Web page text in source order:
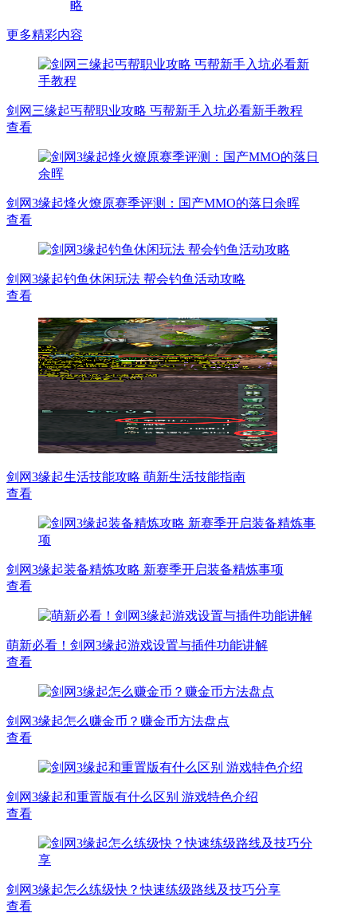
更多精彩内容
剑网三缘起丐帮职业攻略 丐帮新手入坑必看新手教程
查看
剑网3缘起烽火燎原赛季评测：国产MMO的落日余晖
查看
剑网3缘起钓鱼休闲玩法 帮会钓鱼活动攻略
查看
剑网3缘起生活技能攻略 萌新生活技能指南
查看
剑网3缘起装备精炼攻略 新赛季开启装备精炼事项
查看
萌新必看！剑网3缘起游戏设置与插件功能讲解
查看
剑网3缘起怎么赚金币？赚金币方法盘点
查看
剑网3缘起和重置版有什么区别 游戏特色介绍
查看
剑网3缘起怎么练级快？快速练级路线及技巧分享
查看